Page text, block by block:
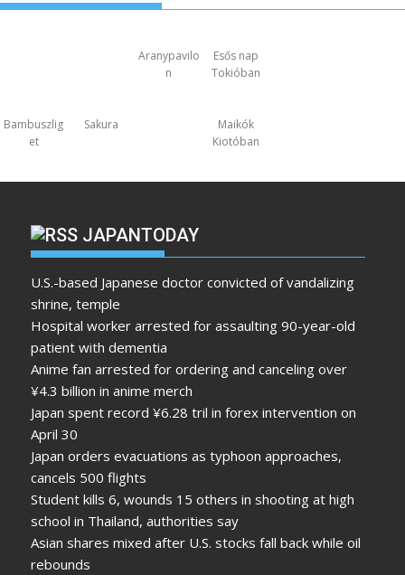
Aranypavilo
n
Esős nap
Tokióban
Bambuszlig
et
Sakura
Maikók
Kiotóban
JAPANTODAY
U.S.-based Japanese doctor convicted of vandalizing
shrine, temple
Hospital worker arrested for assaulting 90-year-old
patient with dementia
Anime fan arrested for ordering and canceling over
¥4.3 billion in anime merch
Japan spent record ¥6.28 tril in forex intervention on
April 30
Japan orders evacuations as typhoon approaches,
cancels 500 flights
Student kills 6, wounds 15 others in shooting at high
school in Thailand, authorities say
Asian shares mixed after U.S. stocks fall back while oil
rebounds